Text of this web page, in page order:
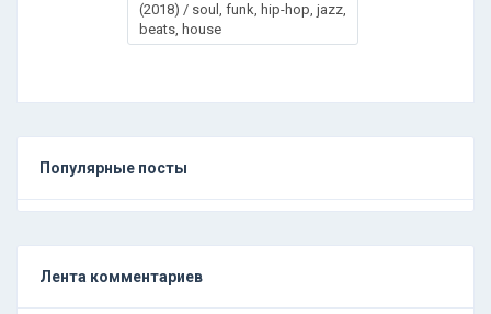
(2018) / soul, funk, hip-hop, jazz,
beats, house
Популярные посты
Лента комментариев